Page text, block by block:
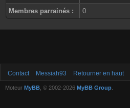
Membres parrainés : 0
Contact Messiah93 Retourner en haut
Moteur MyBB , © 2002-2026 MyBB Group